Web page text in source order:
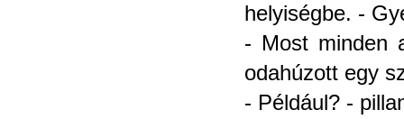
helyiségbe. -
- Most minden
odahúzott egy
- Például? -